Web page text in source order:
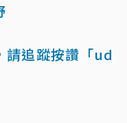
請追蹤按讚「ud